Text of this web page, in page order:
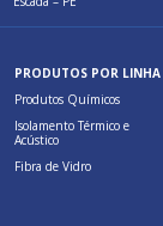
PRODUTOS POR LINHA
Produtos Químicos
Isolamento Térmico e
Acústico
Fibra de Vidro